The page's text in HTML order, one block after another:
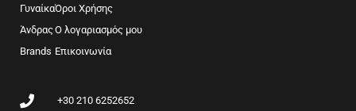
b
o
o
k
a
r
a
Γυναίκα
Άνδρας
Brands
Όροι Χρήσης
Ο λογαριασμός μου
Επικοινωνία
+30 210 6252652